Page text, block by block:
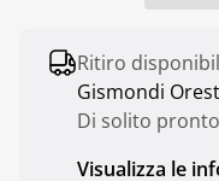
Ritiro
Gismondi
Di solito
Visualizza le